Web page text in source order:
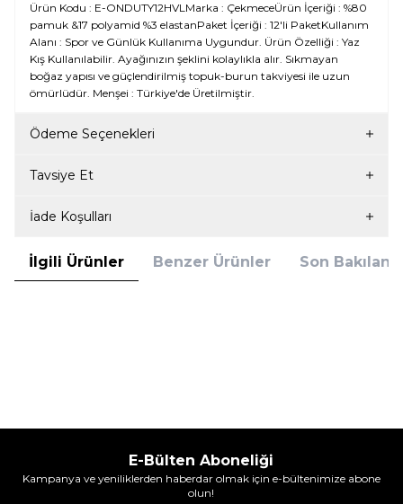
Ürün Kodu : E-ONDUTY12HVLMarka : ÇekmeceÜrün İçeriği : %80
pamuk &17 polyamid %3 elastanPaket İçeriği : 12'li PaketKullanım
Alanı : Spor ve Günlük Kullanıma Uygundur. Ürün Özelliği : Yaz
Kış Kullanılabilir. Ayağınızın şeklini kolaylıkla alır. Sıkmayan
boğaz yapısı ve güçlendirilmiş topuk-burun takviyesi ile uzun
ömürlüdür. Menşei : Türkiye'de Üretilmiştir.
Ödeme Seçenekleri
Tavsiye Et
İade Koşulları
İlgili Ürünler Benzer Ürünler Son
E-Bülten Aboneliği
Kampanya ve yeniliklerden haberdar olmak için e-bültenimize abone
olun!